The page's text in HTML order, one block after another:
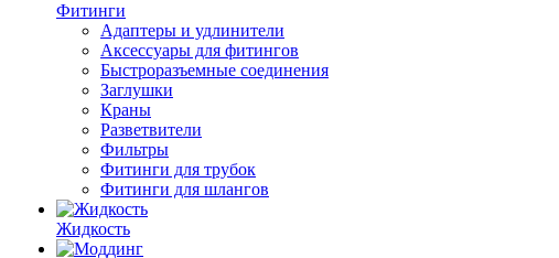
Фитинги
Адаптеры и удлинители
Аксессуары для фитингов
Быстроразъемные соединения
Заглушки
Краны
Разветвители
Фильтры
Фитинги для трубок
Фитинги для шлангов
Жидкость